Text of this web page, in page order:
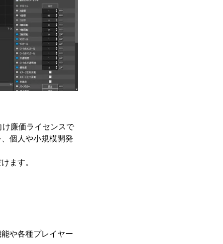
廉価ライセンスで
個人や小規模開発
ます。
や各種プレイヤー